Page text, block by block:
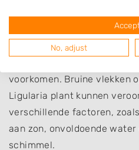
veelvoorkomende ziekte.
het belangrijk om het
voorkomen. Bruine vlekken
Ligularia plant kunnen
verschillende factoren,
aan zon, onvoldoende
schimmel.
No, adjust